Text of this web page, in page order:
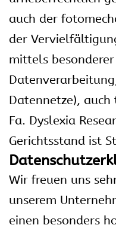
auch der
der
mittels
Datennetze),
Fa. Dyslexia
Gerichtsstand ist
Wir freuen uns
unserem
einen besonders